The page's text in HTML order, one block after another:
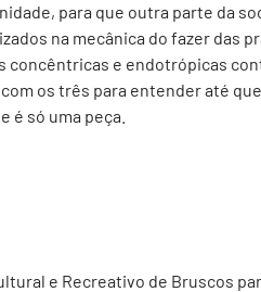
para que outra parte da
na mecânica do fazer das
e endotrópicas
os três para entender até
é só uma peça.
e Recreativo de Bruscos